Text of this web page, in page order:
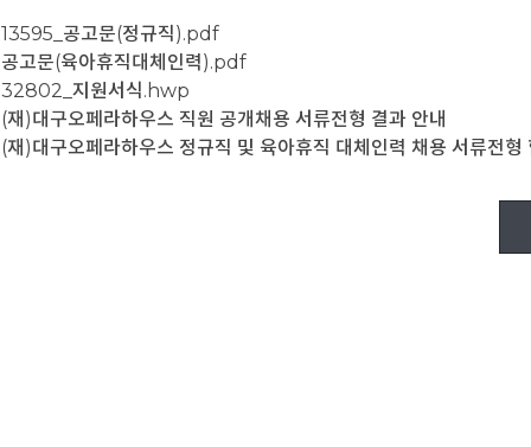
13595_공고문(정규직).pdf
공고문(육아휴직대체인력).pdf
32802_지원서식.hwp
(재)대구오페라하우스 직원 공개채용 서류전형 결과 안내
(재)대구오페라하우스 정규직 및 육아휴직 대체인력 채용 서류전형